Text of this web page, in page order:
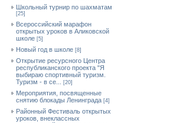
Школьный турнир по шахматам
[25]
Всероссийский марафон
открытых уроков в Аликовской
школе [5]
Новый год в школе [8]
Открытие ресурсного Центра
республиканского проекта "Я
выбираю спортивный туризм.
Туризм - в се...
[20]
Мероприятия, посвященные
снятию блокады Ленинграда [4]
Районный Фестиваль открытых
уроков, внеклассных